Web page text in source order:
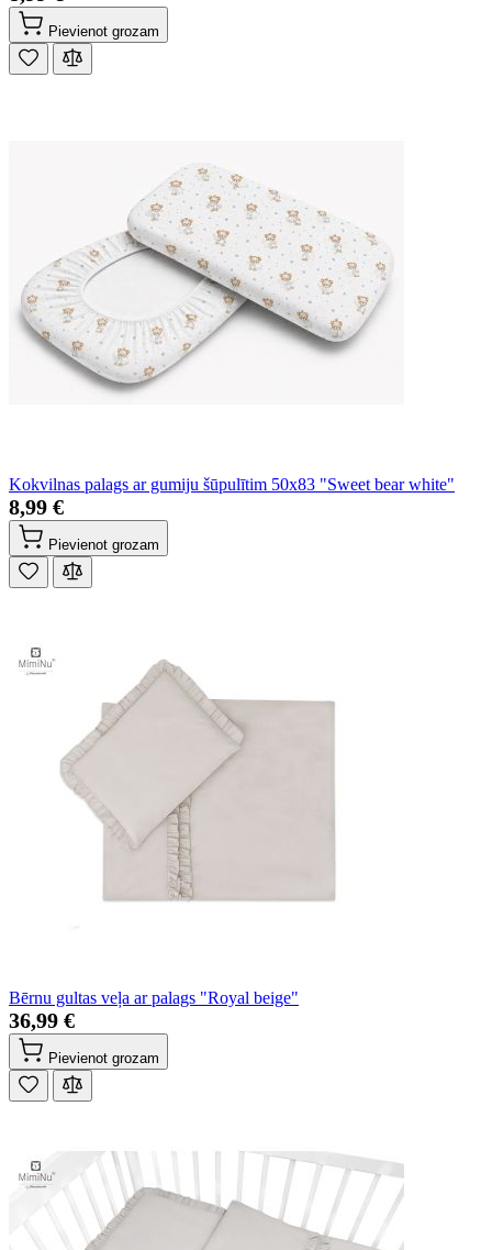
Pievienot grozam
Kokvilnas palags ar gumiju šūpulītim 50x83 "Sweet bear white"
8,99 €
Pievienot grozam
Bērnu gultas veļa ar palags "Royal beige"
36,99 €
Pievienot grozam